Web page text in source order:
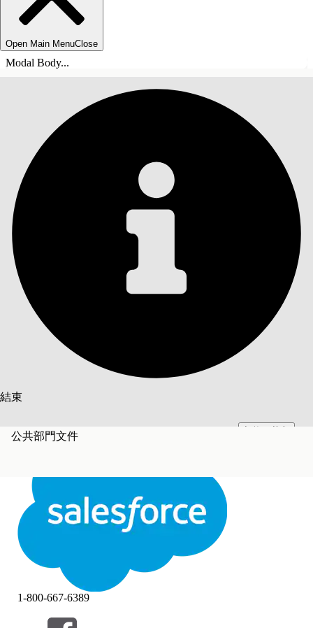
Open Main MenuClose
Modal Body...
結束
此文已使用 Salesforce 機器翻譯系統翻譯。更多詳細資料請參見
結束
公共部門文件
目錄
1-800-667-6389